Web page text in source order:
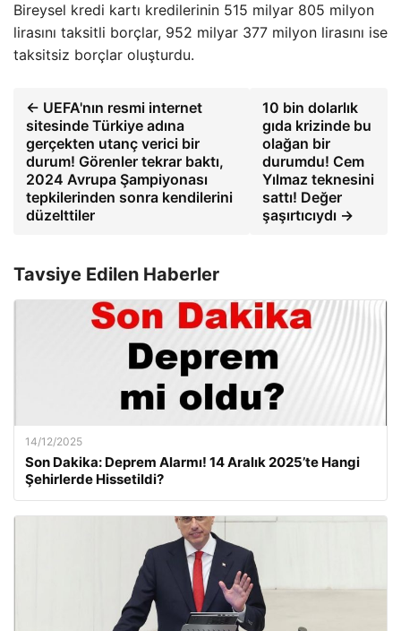
Bireysel kredi kartı kredilerinin 515 milyar 805 milyon
lirasını taksitli borçlar, 952 milyar 377 milyon lirasını ise
taksitsiz borçlar oluşturdu.
← UEFA'nın resmi internet
sitesinde Türkiye adına
gerçekten utanç verici bir
durum! Görenler tekrar baktı,
2024 Avrupa Şampiyonası
tepkilerinden sonra kendilerini
düzelttiler
10 bin dolarlık
gıda krizinde bu
olağan bir
durumdu! Cem
Yılmaz teknesini
sattı! Değer
şaşırtıcıydı →
Tavsiye Edilen Haberler
14/12/2025
Son Dakika: Deprem Alarmı! 14 Aralık 2025’te Hangi
Şehirlerde Hissetildi?